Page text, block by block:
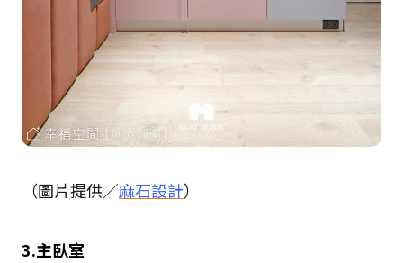
（圖片提供／麻石設計）
3.主臥室